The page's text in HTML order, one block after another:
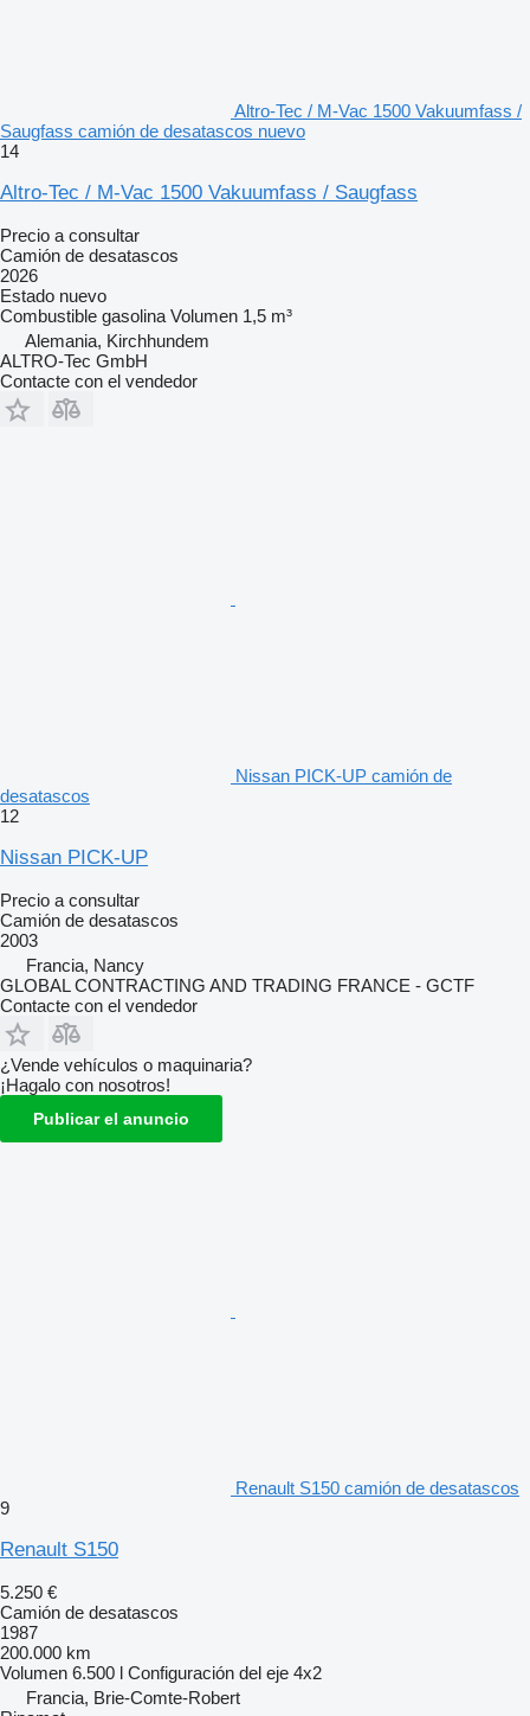
Altro-Tec / M-Vac 1500 Vakuumfass /
Saugfass camión de desatascos nuevo
14
Altro-Tec / M-Vac 1500 Vakuumfass / Saugfass
Precio a consultar
Camión de desatascos
2026
Estado nuevo
Combustible gasolina Volumen 1,5 m³
Alemania, Kirchhundem
ALTRO-Tec GmbH
Contacte con el vendedor
Nissan PICK-UP camión de
desatascos
12
Nissan PICK-UP
Precio a consultar
Camión de desatascos
2003
Francia, Nancy
GLOBAL CONTRACTING AND TRADING FRANCE - GCTF
Contacte con el vendedor
¿Vende vehículos o maquinaria?
¡Hagalo con nosotros!
Publicar el anuncio
Renault S150 camión de desatascos
9
Renault S150
5.250 €
Camión de desatascos
1987
200.000 km
Volumen 6.500 l Configuración del eje 4x2
Francia, Brie-Comte-Robert